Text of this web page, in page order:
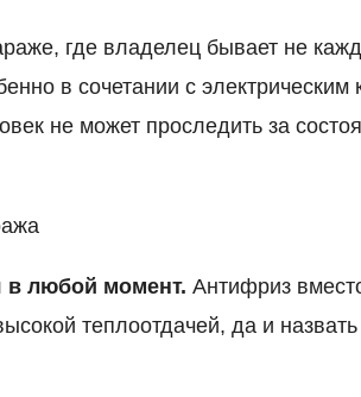
где владелец бывает не
в сочетании с
не может проследить за
в любой момент. Антифриз
теплоотдачей, да и